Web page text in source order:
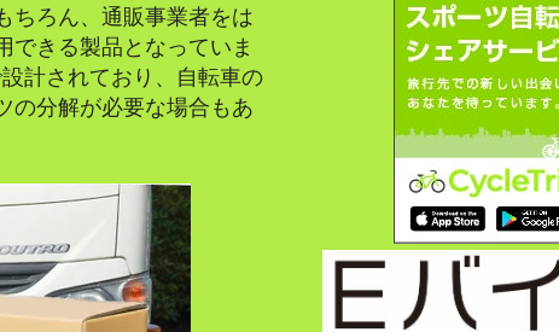
ちろん、通販事業者をは
できる製品となっていま
計されており、自転車の
の分解が必要な場合もあ